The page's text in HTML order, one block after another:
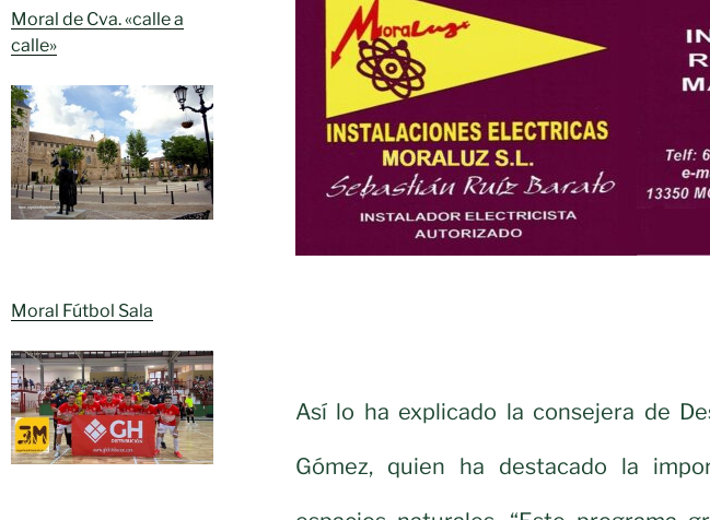
Moral de Cva. «calle a
calle»
Moral Fútbol Sala
Así lo ha explicado la consejera de
Gómez, quien ha destacado la